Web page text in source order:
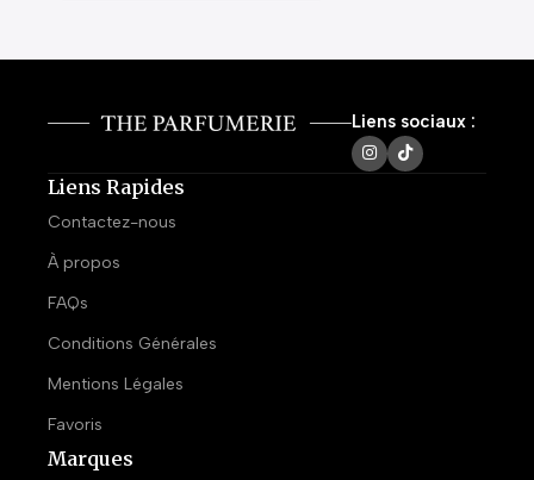
Liens sociaux :
Liens Rapides
Contactez-nous
À propos
FAQs
Conditions Générales
Mentions Légales
Favoris
Marques